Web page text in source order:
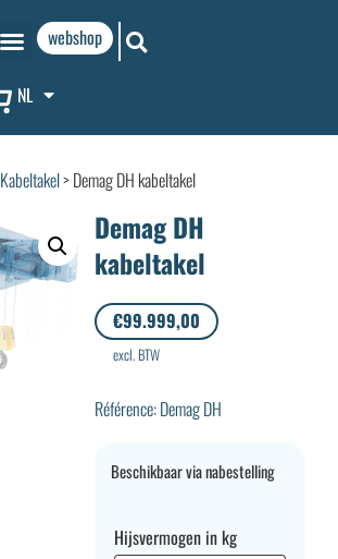
webshop
NL
Kabeltakel> Demag DH kabeltakel
Demag DH
kabeltakel
€99.999,00
excl. BTW
Référence: Demag DH
Beschikbaar via nabestelling
Hijsvermogen in kg